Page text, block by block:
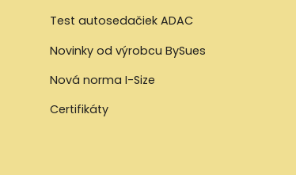
Test autosedačiek ADAC
Novinky od výrobcu BySues
Nová norma I-Size
Certifikáty